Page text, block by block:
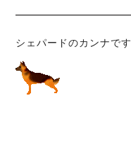
シェパードのカンナです